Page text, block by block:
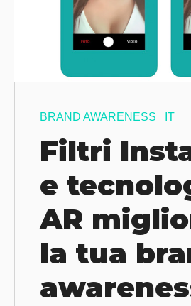
BRAND AWARENESS IT
Filtri
e
AR
la tua